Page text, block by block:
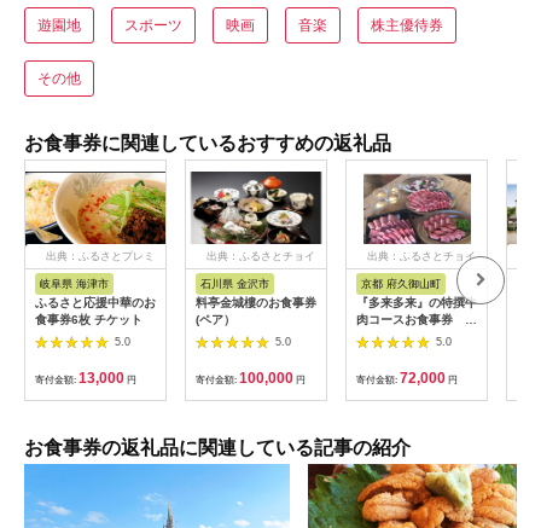
遊園地 スポーツ 映画 音楽 株主優待券
その他
お食事券に関連しているおすすめの返礼品
出典：ふるさとプレミ
岐阜県 海津市
ふるさと応援中華のお
食事券6枚 チケット
5.0
寄付金額: 13,000 円
出典：ふるさとチョイ
石川県 金沢市
料亭金城樓のお食事券
(ペア）
5.0
寄付金額: 100,000 円
出典：ふるさとチョイ
京都 府久御山町
『多来多来』の特撰牛
肉コースお食事券 4
名様分【1131614】
5.0
寄付金額: 72,000 円
お食事券の返礼品に関連している記事の紹介